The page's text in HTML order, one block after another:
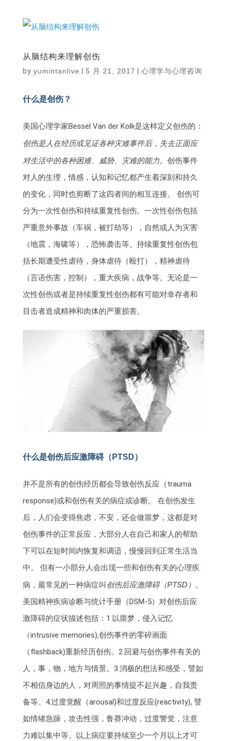
从脑结构来理解创伤
by yumintanlive 5 月 21, 2017 心理学与心理咨询
什么是创伤？
美国心理学家Bessel Van der Kolk是这样定义创伤的：
创伤是人在经历或见证各种灾难事件后，失去正面应
对生活中的各种困难、威胁、灾难的能力。 创伤事件
对人的生理，情感，认知和记忆都产生着深刻和持久
的变化，同时也剪断了这四者间的相互连接。 创伤可
分为一次性创伤和持续重复性创伤。一次性创伤包括
严重意外事故（车祸，被打劫等），自然或人为灾害
（地震，海啸等），恐怖袭击等。持续重复性创伤包
括长期遭受性虐待，身体虐待（殴打），精神虐待
（言语伤害，控制），重大疾病，战争等。无论是一
次性创伤或者是持续重复性创伤都有可能对幸存者和
目击者造成精神和肉体的严重损害。
什么是创伤后应激障碍（PTSD）
并不是所有的创伤经历都会导致创伤反应（trauma
response)或和创伤有关的病症或诊断。 在创伤发生
后，人们会变得焦虑，不安，还会做噩梦，这都是对
创伤事件的正常反应，大部分人在自己和家人的帮助
下可以在短时间内恢复和调适，慢慢回到正常生活当
中。 但有一小部分人会出现一些和创伤有关的心理疾
病，最常见的一种病症叫 创伤后应激障碍（PTSD） 。
美国精神疾病诊断与统计手册（DSM-5）对创伤后应
激障碍的症状描述包括：1.以噩梦，侵入记忆
（intrusive memories),创伤事件的零碎画面
（flashback)重新经历创伤。2.回避与创伤事件有关的
人，事，物，地方与情景。3.消极的想法和感受，譬如
不相信身边的人，对周照的事情提不起兴趣，自我责
备等。4.过度觉醒（arousal)和过度反应(reactivity), 譬
如情绪急躁，攻击性强，鲁莽冲动，过度警觉，注意
力难以集中等。以上病症要持续至少一个月以上才可